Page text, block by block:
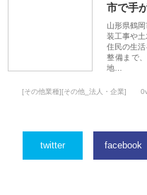
市で手
山形県鶴
装工事や
住民の生
整備まで
地…
[その他業種][その他_法人・企業]
twitter facebook